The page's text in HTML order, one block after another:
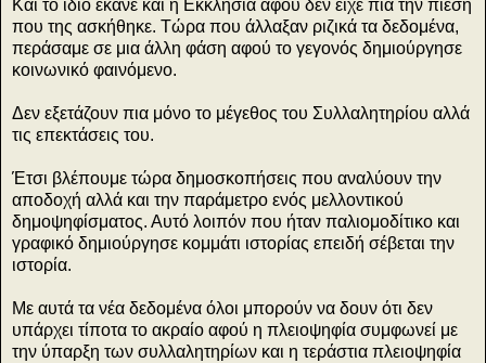
Και το ίδιο έκανε και η Εκκλησία αφού δεν είχε πια την πίεση
που της ασκήθηκε. Τώρα που άλλαξαν ριζικά τα δεδομένα,
περάσαμε σε μια άλλη φάση αφού το γεγονός δημιούργησε
κοινωνικό φαινόμενο.
Δεν εξετάζουν πια μόνο το μέγεθος του Συλλαλητηρίου αλλά
τις επεκτάσεις του.
Έτσι βλέπουμε τώρα δημοσκοπήσεις που αναλύουν την
αποδοχή αλλά και την παράμετρο ενός μελλοντικού
δημοψηφίσματος. Αυτό λοιπόν που ήταν παλιομοδίτικο και
γραφικό δημιούργησε κομμάτι ιστορίας επειδή σέβεται την
ιστορία.
Με αυτά τα νέα δεδομένα όλοι μπορούν να δουν ότι δεν
υπάρχει τίποτα το ακραίο αφού η πλειοψηφία συμφωνεί με
την ύπαρξη των συλλαλητηρίων και η τεράστια πλειοψηφία